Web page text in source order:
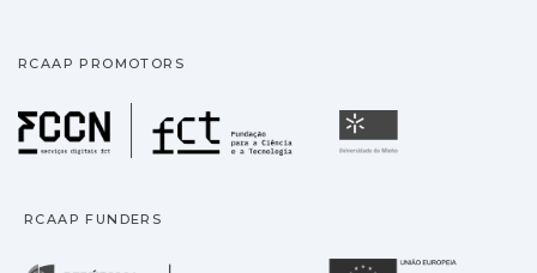
RCAAP PROMOTORS
Fundação para a
RCAAP FUNDERS